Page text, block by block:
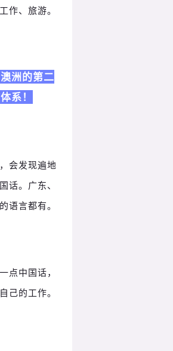
作、旅游。
洲的第二
系！
会发现遍地
话。 广东、
语言都有。
点中国话，
己的工作。